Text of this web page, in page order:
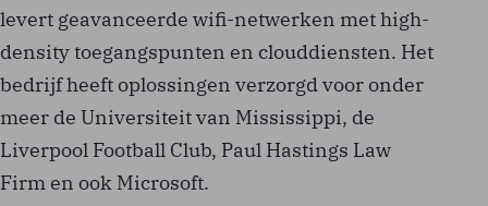
levert geavanceerde wifi-netwerken met high-
density toegangspunten en clouddiensten. Het
bedrijf heeft oplossingen verzorgd voor onder
meer de Universiteit van Mississippi, de
Liverpool Football Club, Paul Hastings Law
Firm en ook Microsoft.